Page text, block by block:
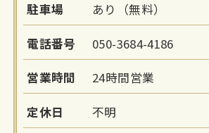
駐車場 あり（無料）
電話番号 050-3684-4186
営業時間 24時間営業
定休日 不明